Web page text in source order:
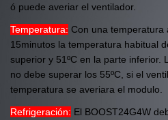
ó puede averiar el ventilador.
Temperatura: Con una temperatura
15minutos la temperatura habitual
superior y 51ºC en la parte inferior.
no debe superar los 55ºC, si el
temperatura se averiara el modulo.
Refrigeración: El BOOST24G4W